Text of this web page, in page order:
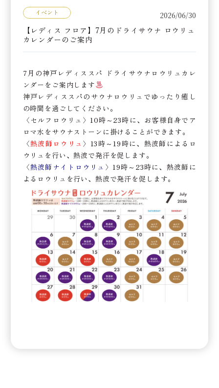
イベント 2026/06/30
【レディス フロア】7月のドライサウナ ロウリュ
カレンダーのご案内
7月の神戸レディススパ ドライサウナロウリュカレ
ンダーをご案内します
神戸レディススパのサウナロウリュでゆったり癒し
の時間を過ごしてください。
〈セルフロウリュ〉10時～23時に、お客様自身でア
ロマ水をサウナストーンに掛けることができます。
〈熱波師ロウリュ 〉13時～19時に、熱波師によるロ
ウリュを行い、熱波で発汗を促します。
〈熱波師ナイトロウリュ 〉19時～23時に、熱波師に
よるロウリュを行い、熱波で発汗を促します。